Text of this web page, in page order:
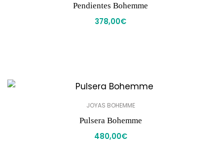
Pendientes Bohemme
378,00€
JOYAS BOHEMME
Pulsera Bohemme
480,00€